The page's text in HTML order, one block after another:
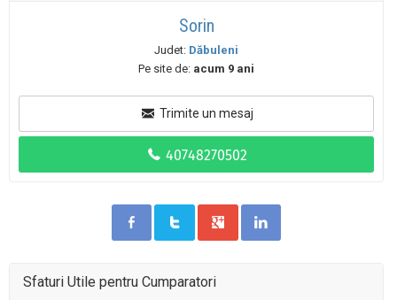
Sorin
Judet: Dăbuleni
Pe site de: acum 9 ani
Trimite un mesaj
Sfaturi Utile pentru Cumparatori